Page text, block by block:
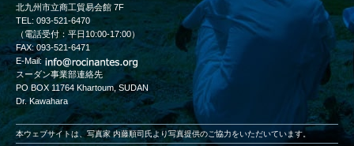
北九州市立商工貿易会館 7F
TEL: 093-521-6470
（電話受付：平日10:00-17:00）
FAX: 093-521-6471
E-Mail:
スーダン事業部連絡先
PO BOX 11764 Khartoum, SUDAN
Dr. Kawahara
本ウェブサイトは、写真家 内藤順司氏より写真提供のご協力をいただいています。